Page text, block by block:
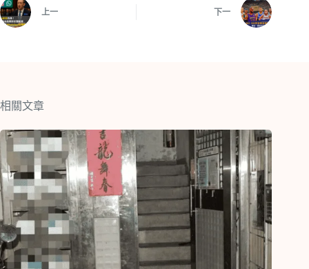
上一 下一
相關文章